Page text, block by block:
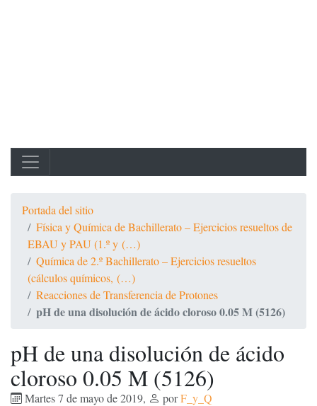
Portada del sitio
Física y Química de Bachillerato – Ejercicios resueltos de
EBAU y PAU (1.º y (…)
Química de 2.º Bachillerato – Ejercicios resueltos
(cálculos químicos, (…)
Reacciones de Transferencia de Protones
pH de una disolución de ácido cloroso 0.05 M (5126)
pH de una disolución de ácido
cloroso 0.05 M (5126)
Martes 7 de mayo de 2019, porF_y_Q